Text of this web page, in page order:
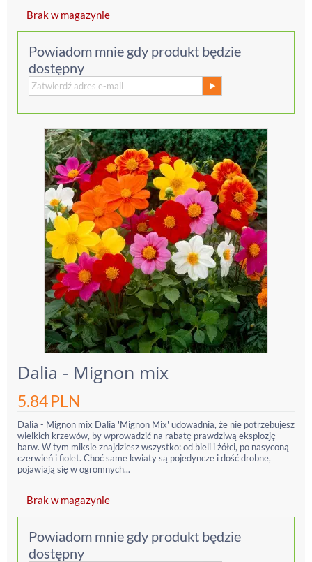
Brak w magazynie
Powiadom mnie gdy produkt będzie
dostępny
Dalia - Mignon mix
5.84PLN
Dalia - Mignon mix Dalia 'Mignon Mix' udowadnia, że nie potrzebujesz
wielkich krzewów, by wprowadzić na rabatę prawdziwą eksplozję
barw. W tym miksie znajdziesz wszystko: od bieli i żółci, po nasyconą
czerwień i fiolet. Choć same kwiaty są pojedyncze i dość drobne,
pojawiają się w ogromnych...
Brak w magazynie
Powiadom mnie gdy produkt będzie
dostępny